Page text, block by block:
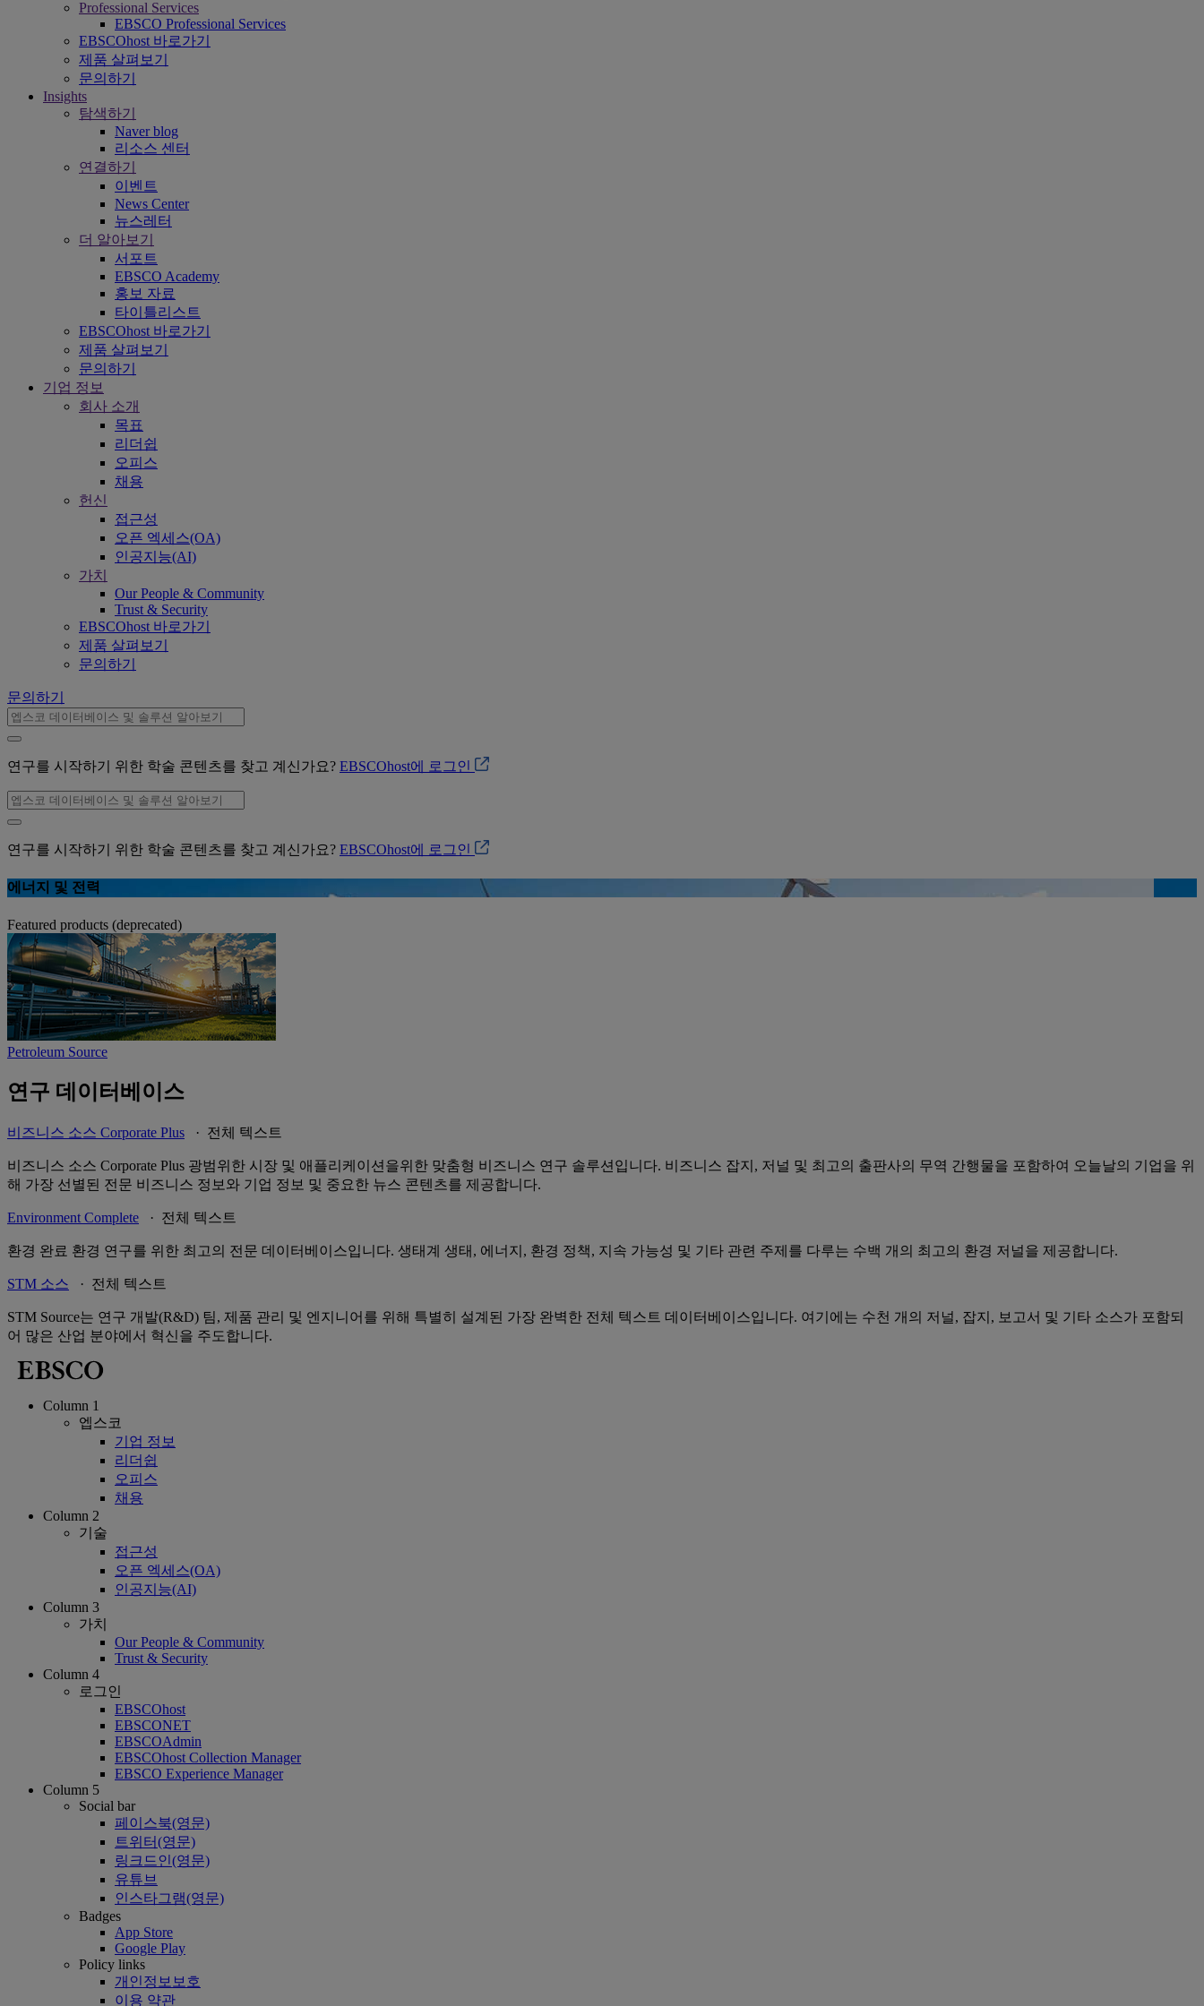
Professional Services
EBSCO Professional Services
EBSCOhost 바로가기
제품 살펴보기
문의하기
Insights
탐색하기
Naver blog
리소스 센터
연결하기
이벤트
News Center
뉴스레터
더 알아보기
서포트
EBSCO Academy
홍보 자료
타이틀리스트
EBSCOhost 바로가기
제품 살펴보기
문의하기
기업 정보
회사 소개
목표
리더쉽
오피스
채용
헌신
접근성
오픈 엑세스(OA)
인공지능(AI)
가치
Our People & Community
Trust & Security
EBSCOhost 바로가기
제품 살펴보기
문의하기
문의하기
연구를 시작하기 위한 학술 콘텐츠를 찾고 계신가요? EBSCOhost에 로그인
연구를 시작하기 위한 학술 콘텐츠를 찾고 계신가요? EBSCOhost에 로그인
에너지 및 전력
Featured products (deprecated)
Petroleum Source
연구 데이터베이스
비즈니스 소스 Corporate Plus · 전체 텍스트
비즈니스 소스 Corporate Plus 광범위한 시장 및 애플리케이션을위한 맞춤형 비즈니스 연구 솔루션입니다. 비즈니스 잡지, 저널 및 최고의 출판사의 무역 간행물을 포함하여 오늘날의 기업을 위
해 가장 선별된 전문 비즈니스 정보와 기업 정보 및 중요한 뉴스 콘텐츠를 제공합니다.
Environment Complete · 전체 텍스트
환경 완료 환경 연구를 위한 최고의 전문 데이터베이스입니다. 생태계 생태, 에너지, 환경 정책, 지속 가능성 및 기타 관련 주제를 다루는 수백 개의 최고의 환경 저널을 제공합니다.
STM 소스 · 전체 텍스트
STM Source는 연구 개발(R&D) 팀, 제품 관리 및 엔지니어를 위해 특별히 설계된 가장 완벽한 전체 텍스트 데이터베이스입니다. 여기에는 수천 개의 저널, 잡지, 보고서 및 기타 소스가 포함되
어 많은 산업 분야에서 혁신을 주도합니다.
Column 1
엡스코
기업 정보
리더쉽
오피스
채용
Column 2
기술
접근성
오픈 엑세스(OA)
인공지능(AI)
Column 3
가치
Our People & Community
Trust & Security
Column 4
로그인
EBSCOhost
EBSCONET
EBSCOAdmin
EBSCOhost Collection Manager
EBSCO Experience Manager
Column 5
Social bar
페이스북(영문)
트위터(영문)
링크드인(영문)
유튜브
인스타그램(영문)
Badges
App Store
Google Play
Policy links
개인정보보호
이용 약관